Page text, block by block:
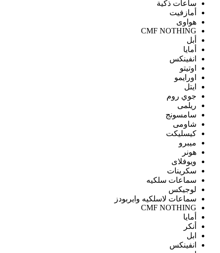
ساعات ذكية
أمازفيت
هواوى
CMF NOTHING
أبل
أمايا
انفينكس
اوتيتو
اورايمو
ايتل
جوي روم
ريلمى
سامسونج
شاومى
كيسليكت
ميبرو
هونر
ويوفلاى
سكرينات
سماعات سلكيه
لوجيكس
سماعات لاسلكيه وايربودز
CMF NOTHING
أمايا
أنكر
ابل
انفينكس